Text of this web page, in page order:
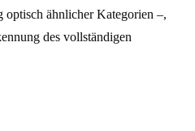
optisch ähnlicher Kategorien –,
des vollständigen